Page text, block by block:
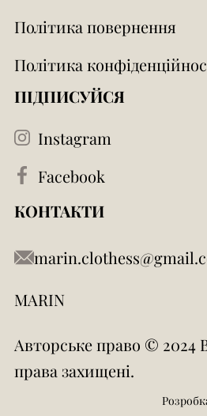
Політика повернення
Політика
ПІДПИСУЙСЯ
Instagram
Facebook
КОНТАКТИ
MARIN
Авторське право © 2024
права захищені.